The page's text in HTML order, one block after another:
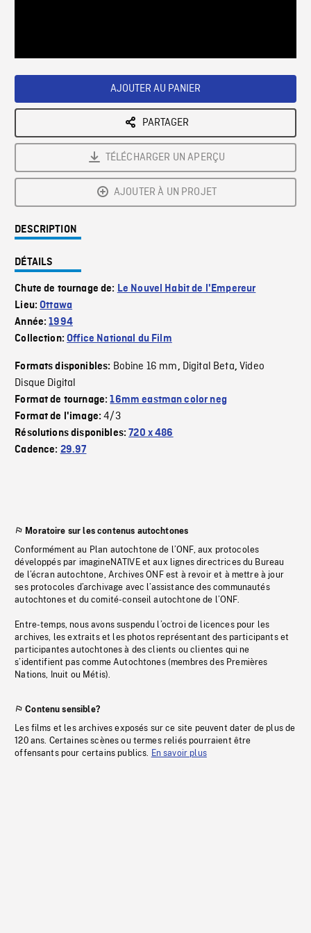
AJOUTER AU PANIER
PARTAGER
TÉLÉCHARGER UN APERÇU
AJOUTER À UN PROJET
DESCRIPTION
DÉTAILS
Chute de tournage de: Le Nouvel Habit de l'Empereur
Lieu:Ottawa
Année:1994
Collection:Office National du Film
Formats disponibles: Bobine 16 mm, Digital Beta,Video
Disque Digital
Format de tournage:16mm eastman color neg
Format de l'image:4/3
Résolutions disponibles:720 x 486
Cadence: 29.97
Moratoire sur les contenus autochtones
Conformément au Plan autochtone de l’ONF, aux protocoles
développés par imagineNATIVE et aux lignes directrices du Bureau
de l’écran autochtone, Archives ONF est à revoir et à mettre à jour
ses protocoles d’archivage avec l’assistance des communautés
autochtones et du comité-conseil autochtone de l’ONF.
Entre-temps, nous avons suspendu l’octroi de licences pour les
archives, les extraits et les photos représentant des participants et
participantes autochtones à des clients ou clientes qui ne
s’identifient pas comme Autochtones (membres des Premières
Nations, Inuit ou Métis).
Contenu sensible?
Les films et les archives exposés sur ce site peuvent dater de plus de
120 ans. Certaines scènes ou termes reliés pourraient être
offensants pour certains publics. En savoir plus